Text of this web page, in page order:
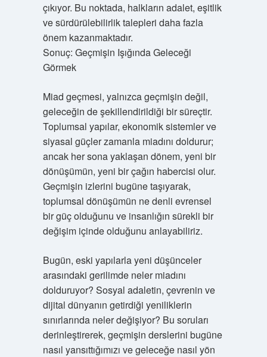
çıkıyor. Bu noktada, halkların adalet, eşitlik
ve sürdürülebilirlik talepleri daha fazla
önem kazanmaktadır.
Sonuç: Geçmişin Işığında Geleceği
Görmek
Miad geçmesi, yalnızca geçmişin değil,
geleceğin de şekillendirildiği bir süreçtir.
Toplumsal yapılar, ekonomik sistemler ve
siyasal güçler zamanla miadını doldurur;
ancak her sona yaklaşan dönem, yeni bir
dönüşümün, yeni bir çağın habercisi olur.
Geçmişin izlerini bugüne taşıyarak,
toplumsal dönüşümün ne denli evrensel
bir güç olduğunu ve insanlığın sürekli bir
değişim içinde olduğunu anlayabiliriz.
Bugün, eski yapılarla yeni düşünceler
arasındaki gerilimde neler miadını
dolduruyor? Sosyal adaletin, çevrenin ve
dijital dünyanın getirdiği yeniliklerin
sınırlarında neler değişiyor? Bu soruları
derinleştirerek, geçmişin derslerini bugüne
nasıl yansıttığımızı ve geleceğe nasıl yön